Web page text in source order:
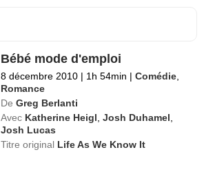
Bébé mode d'emploi
8 décembre 2010 | 1h 54min | Comédie
Romance
De Greg Berlanti
Avec Katherine Heigl ,Josh Duhamel
Josh Lucas
Titre original Life As We Know It